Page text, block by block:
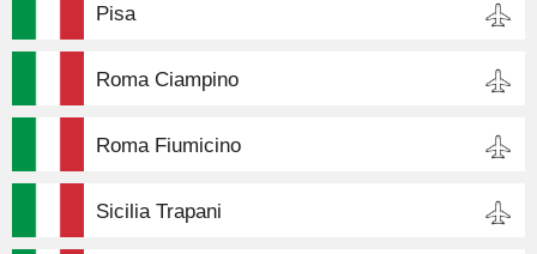
Pisa
Roma Ciampino
Roma Fiumicino
Sicilia Trapani